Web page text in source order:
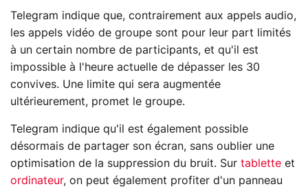
Telegram indique que, contrairement aux appels audio,
les appels vidéo de groupe sont pour leur part limités
à un certain nombre de participants, et qu'il est
impossible à l'heure actuelle de dépasser les 30
convives. Une limite qui sera augmentée
ultérieurement, promet le groupe.
Telegram indique qu'il est également possible
désormais de partager son écran, sans oublier une
optimisation de la suppression du bruit. Sur tablette et
ordinateur, on peut également profiter d'un panneau